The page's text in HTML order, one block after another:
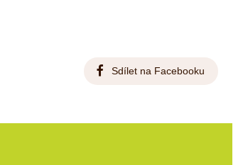
Sdílet na Facebooku